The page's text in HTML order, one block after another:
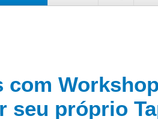
com
seu próprio